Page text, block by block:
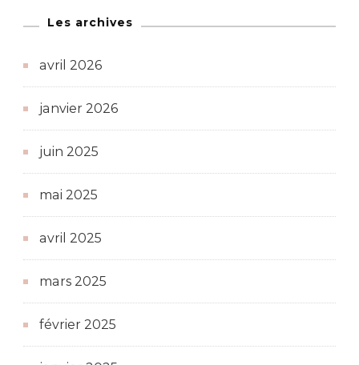
Les archives
avril 2026
janvier 2026
juin 2025
mai 2025
avril 2025
mars 2025
février 2025